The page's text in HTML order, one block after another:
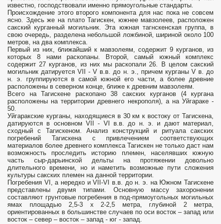
известно, господствовали именно прямоугольные стандарты.
Происхождение этого второго компонента для нас пока не совсем
ясно. Здесь же на плато Тагискен, южнее мавзолеев, расположен
сакский курганный могильник. Эта южная тагнскенская группа, в
свою очередь, разделена небольшой ложбиной, шириной около 100
метров, на два комплекса.
Первый из них, ближайший к мавзолеям, содержит 9 курганов, из
которых 8 нами раскопаны. Второй, самый южный комплекс
содержит 27 курганов, из них мы раскопали 26. В целом сакский
могильник датируется VII - V в.в. до н. э., причем курганы V в. до
н. э. группируются в самой южной его части, а более древние
расположены в северном конце, ближе к древним мавзолеям.
Всего на Тагискене раскопано 38 сакских курганов (4 кургана
расположены на территории древнего некрополя), а на Уйгараке -
50.
Уйгаракские курганы, находящиеся в 30 км к востоку от Тагискена,
датируются в основном VII - VI в.в. до н. э. и дают материал,
сходный с Тагискеном. Анализ конструкций и ритуала сакских
погребений Тагискена с привлечением соответствующих
материалов более древнего комплекса Тагискен не только даст нам
возможность проследить историю племен, населявших южную
часть сыр-дарьинской дельты на протяжении довольно
длительного времени, но и наметить возможные пути сложения
культуры сакских племен на данной территории.
Погребения VI, а нередко и VII-VI в.в. до н. э. на Южном Тагискене
представлены двумя типами. Основную массу захоронении
составляют грунтовые погребения в под-прямоугольных могильных
ямах площадью 2,5-3 x 2-2,5 метра, глубиной 2 метра,
ориентированных в большинстве случаев по оси восток – запад или
восток – север – восток – запад - юг - запад.